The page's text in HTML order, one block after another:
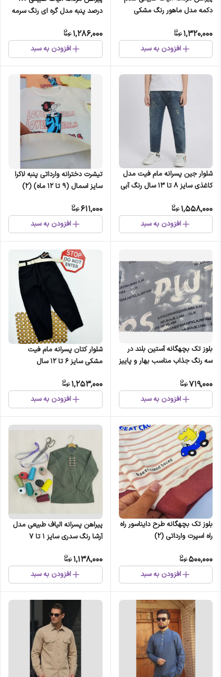
دکمه مدل ماهور رنگ مشکی
1,320,000
افزودن به سبد
درصد پنبه مدل گره ای رنگ سرمه
1,286,000
افزودن به سبد
شلوار جین پسرانه مام فیت مدل
کاغذی سایز 8 تا 13 سال رنگ آبی
1,558,000
افزودن به سبد
تیشرت دخترانه وارداتی پنبه لاکرا
سایز اسمال (9 تا 12 ماه) (2)
611,000
افزودن به سبد
بلوز تک بچهگانه آستین بلند در
سه رنگ جذاب مناسب بهار و پاییز
719,000
افزودن به سبد
شلوار کتان پسرانه مام فیت
مشکی سایز 6 تا 12 سال
1,253,000
افزودن به سبد
بلوز تک بچهگانه طرح دایناسور راه
راه اسپرت وارداتی (2)
500,000
افزودن به سبد
پیراهن پسرانه الیاف طبیعی مدل
آرشا رنگ سدری سایز 1 تا 7
1,138,000
افزودن به سبد